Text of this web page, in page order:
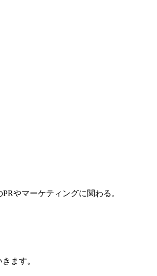
やマーケティングに関わる。
ます。